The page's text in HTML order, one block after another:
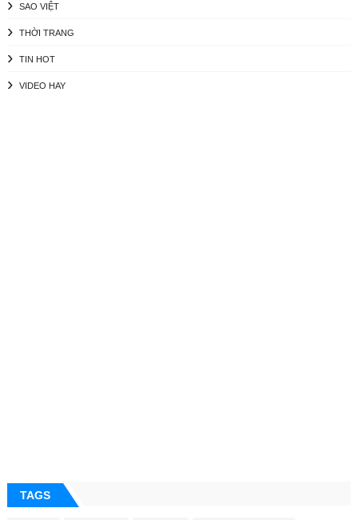
SAO VIỆT
THỜI TRANG
TIN HOT
VIDEO HAY
TAGS